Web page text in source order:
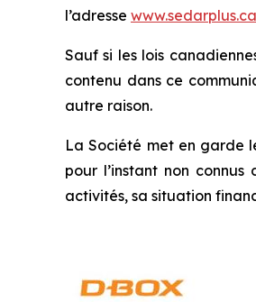
l’adresse www.sedarplus.ca
Sauf si les lois
contenu dans ce
autre raison.
La Société met en garde
pour l’instant non
activités, sa situation